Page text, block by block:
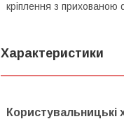
кріплення з прихованою
Характеристики
Користувальницькі